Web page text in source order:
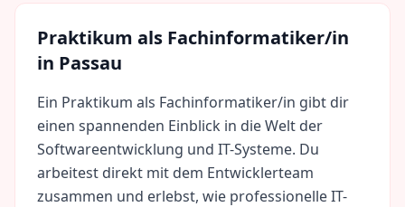
Praktikum als Fachinformatiker/in
in Passau
Ein Praktikum als Fachinformatiker/in gibt dir
einen spannenden Einblick in die Welt der
Softwareentwicklung und IT-Systeme. Du
arbeitest direkt mit dem Entwicklerteam
zusammen und erlebst, wie professionelle IT-